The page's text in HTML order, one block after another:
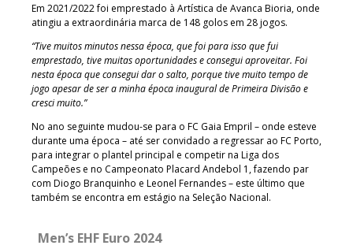
Em 2021/2022 foi emprestado à Artística de Avanca Bioria, onde
atingiu a extraordinária marca de 148 golos em 28 jogos.
“Tive muitos minutos nessa época, que foi para isso que fui
emprestado, tive muitas oportunidades e consegui aproveitar. Foi
nesta época que consegui dar o salto, porque tive muito tempo de
jogo apesar de ser a minha época inaugural de Primeira Divisão e
cresci muito.”
No ano seguinte mudou-se para o FC Gaia Empril – onde esteve
durante uma época – até ser convidado a regressar ao FC Porto,
para integrar o plantel principal e competir na Liga dos
Campeões e no Campeonato Placard Andebol 1, fazendo par
com Diogo Branquinho e Leonel Fernandes – este último que
também se encontra em estágio na Seleção Nacional.
Men’s EHF Euro 2024